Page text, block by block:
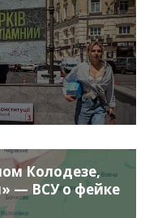
Колодезе,
— ВСУ о фейке